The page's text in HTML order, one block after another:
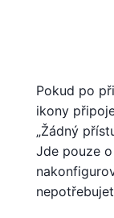
Pokud po
ikony
„Žádný
Jde pouze